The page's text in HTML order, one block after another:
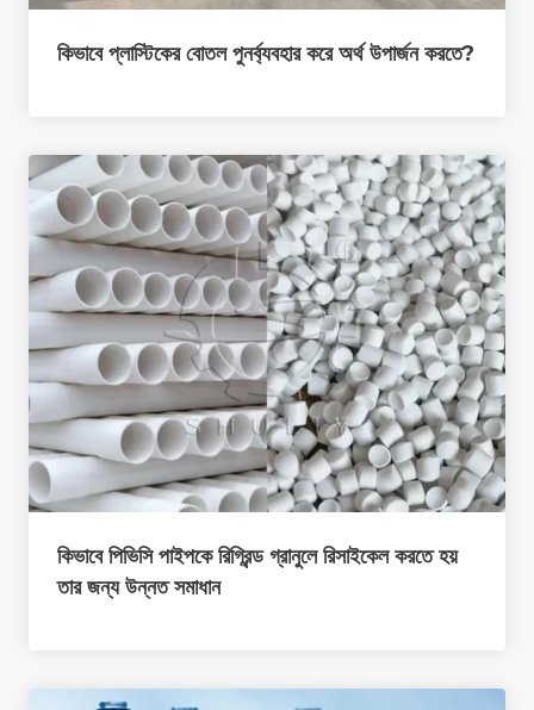
কিভাবে প্লাস্টিকের বোতল পুনর্ব্যবহার করে অর্থ উপার্জন করতে?
কিভাবে পিভিসি পাইপকে রিগ্রিন্ড গ্রানুলে রিসাইকেল করতে হয়
তার জন্য উন্নত সমাধান